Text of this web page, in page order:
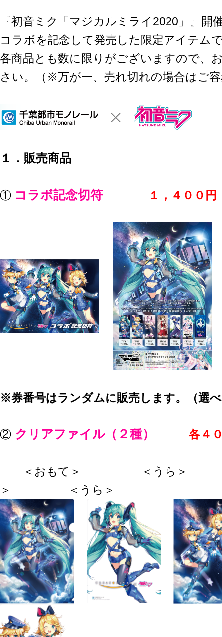
『初音ミク「マジカルミライ2020」』開
コラボを記念して発売した限定アイテム
各商品とも数に限りがございますので、
さい。（※万が一、売れ切れの場合はご
１．販売商品
① コラボ記念切符 １，４００円
※券番号はランダムに販売します。（選
② クリアファイル（２種） 各４
＜おもて＞ ＜うら＞
＞ ＜うら＞